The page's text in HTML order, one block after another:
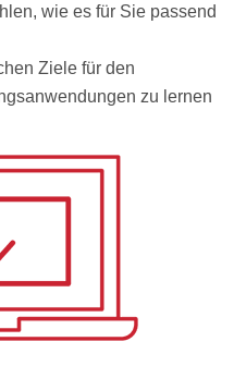
wie es für Sie passend
Ziele für den
zu lernen